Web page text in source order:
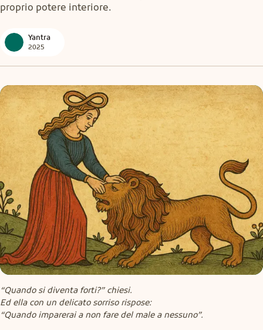
proprio potere interiore.
Yantra
2025
“Quando si diventa forti?” chiesi.
Ed ella con un delicato sorriso rispose:
“Quando imparerai a non fare del male a nessuno”.